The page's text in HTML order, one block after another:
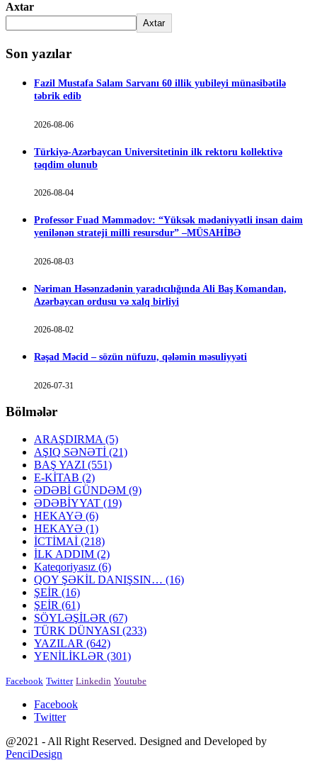
Axtar
Axtar
Son yazılar
Fazil Mustafa Salam Sarvanı 60 illik yubileyi münasibətilə
təbrik edib
2026-08-06
Türkiyə-Azərbaycan Universitetinin ilk rektoru kollektivə
təqdim olunub
2026-08-04
Professor Fuad Məmmədov: “Yüksək mədəniyyətli insan daim
yenilənən strateji milli resursdur” –MÜSAHİBƏ
2026-08-03
Nəriman Həsənzadənin yaradıcılığında Ali Baş Komandan,
Azərbaycan ordusu və xalq birliyi
2026-08-02
Rəşad Məcid – sözün nüfuzu, qələmin məsuliyyəti
2026-07-31
Bölmələr
ARAŞDIRMA (5)
AŞIQ SƏNƏTİ (21)
BAŞ YAZI (551)
E-KİTAB (2)
ƏDƏBİ GÜNDƏM (9)
ƏDƏBİYYAT (19)
HEKAYƏ (6)
HEKAYƏ (1)
İCTİMAİ (218)
İLK ADDIM (2)
Kateqoriyasız (6)
QOY ŞƏKİL DANIŞSIN… (16)
ŞEİR (16)
ŞEİR (61)
SÖYLƏŞİLƏR (67)
TÜRK DÜNYASI (233)
YAZILAR (642)
YENİLİKLƏR (301)
Facebook Twitter Linkedin Youtube
Facebook
Twitter
@2021 - All Right Reserved. Designed and Developed by
PenciDesign